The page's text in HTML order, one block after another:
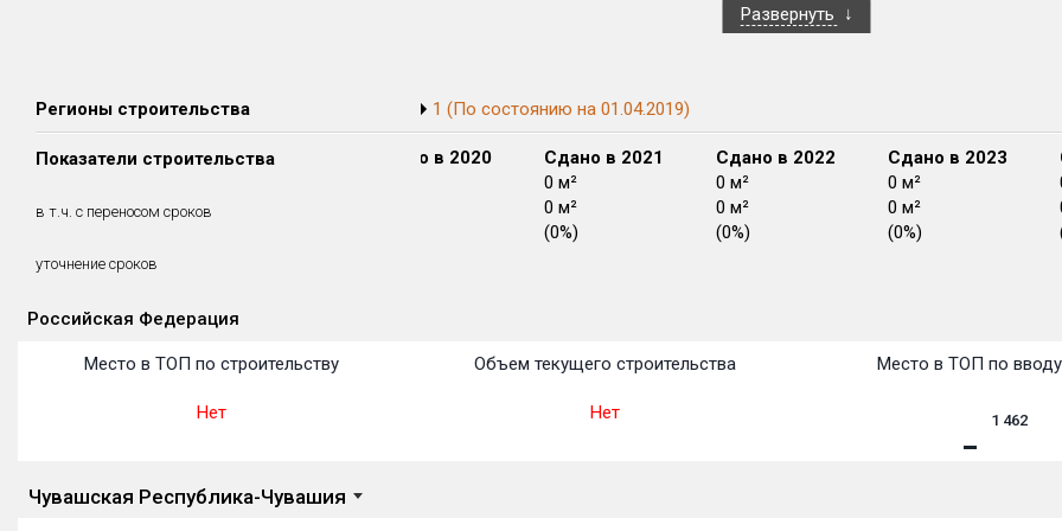
Развернуть
Регионы строительства 1 (По состоянию на 01.04.2019)
Показатели строительства
в т.ч. с переносом сроков
уточнение сроков
Сдано в 2018
0 м²
Сдано в 2019
2 314 м²
Сдано в 2020
Сдано в 2021
0 м²
0 м²
(0%)
Сдано в 2022
0 м²
0 м²
(0%)
Сдано в 2023
0 м²
0 м²
(0%)
Российская Федерация
Место в ТОП по строительству
Нет
Объем текущего строительства
Нет
Место в ТОП по
1 462
Чувашская Республика-Чувашия